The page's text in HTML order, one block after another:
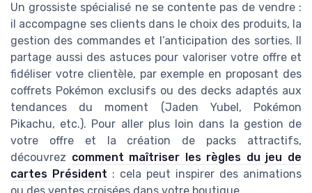
Un grossiste spécialisé ne se contente pas de vendre :
il accompagne ses clients dans le choix des produits, la
gestion des commandes et l’anticipation des sorties. Il
partage aussi des astuces pour valoriser votre offre et
fidéliser votre clientèle, par exemple en proposant des
coffrets Pokémon exclusifs ou des decks adaptés aux
tendances du moment (Jaden Yubel, Pokémon
Pikachu, etc.). Pour aller plus loin dans la gestion de
votre offre et la création de packs attractifs,
découvrez comment maîtriser les règles du jeu de
cartes Président : cela peut inspirer des animations